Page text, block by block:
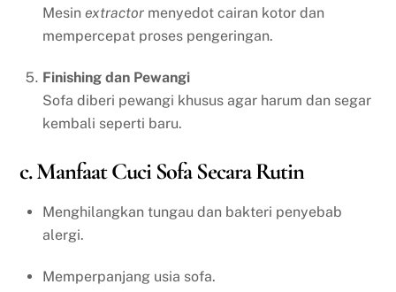
Mesin extractor menyedot cairan kotor dan
mempercepat proses pengeringan.
Finishing dan Pewangi
Sofa diberi pewangi khusus agar harum dan segar
kembali seperti baru.
c. Manfaat Cuci Sofa Secara Rutin
Menghilangkan tungau dan bakteri penyebab
alergi.
Memperpanjang usia sofa.